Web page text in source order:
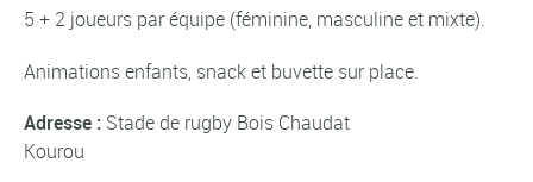
5 + 2 joueurs par équipe (féminine, masculine et mixte).
Animations enfants, snack et buvette sur place.
Adresse : Stade de rugby Bois Chaudat
Kourou